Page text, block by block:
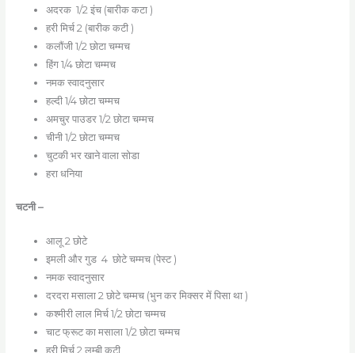
अदरक 1/2 इंच (बारीक कटा )
हरी मिर्च 2 (बारीक कटी )
कलौंजी 1/2 छोटा चम्मच
हिंग 1/4 छोटा चम्मच
नमक स्वादनुसार
हल्दी 1/4 छोटा चम्मच
अमचुर पाउडर 1/2 छोटा चम्मच
चीनी 1/2 छोटा चम्मच
चुटकी भर खाने वाला सोडा
हरा धनिया
चटनी –
आलू 2 छोटे
इमली और गुड 4 छोटे चम्मच (पेस्ट )
नमक स्वादनुसार
दरदरा मसाला 2 छोटे चम्मच (भुन कर मिक्सर में पिसा था )
कश्मीरी लाल मिर्च 1/2 छोटा चम्मच
चाट फ्रूट का मसाला 1/2 छोटा चम्मच
हरी मिर्च 2 लम्बी कटी